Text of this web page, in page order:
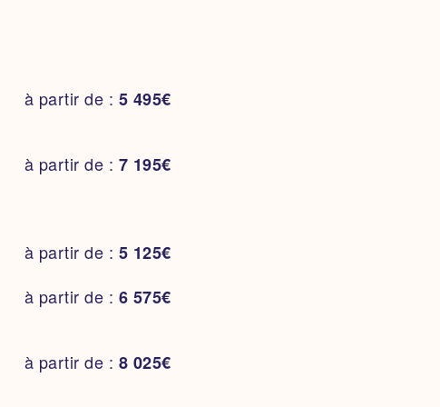
à partir de : 5 495€
à partir de : 7 195€
à partir de : 5 125€
à partir de : 6 575€
à partir de : 8 025€
à partir de : 2 000€
à partir de : 400€
à partir de :